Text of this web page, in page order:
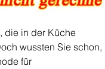
die in der Küche
wussten Sie schon,
für